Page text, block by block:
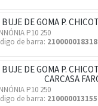
BUJE DE GOMA P.
P10 250
de barra:
BUJE DE GOMA P.
CARCASA
P10 250
de barra: